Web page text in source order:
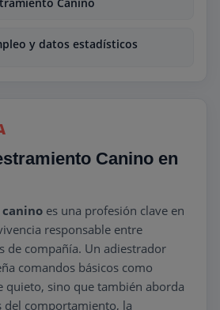
y datos estadísticos
Canino en
es una profesión clave en
responsable entre
de compañía. Un adiestrador
comandos básicos como
quieto, sino que también aborda
del comportamiento, la